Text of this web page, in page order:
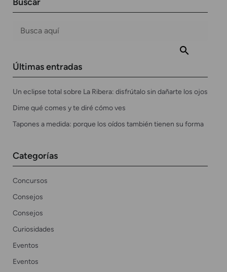
Últimas entradas
Un eclipse total sobre La Ribera: disfrútalo sin dañarte los ojos
Dime qué comes y te diré cómo ves
Tapones a medida: porque los oídos también tienen su forma
Categorías
Concursos
Consejos
Consejos
Curiosidades
Eventos
Eventos